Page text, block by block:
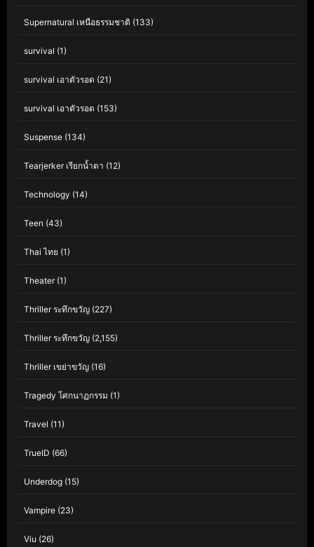
Supernatural เหนือธรรมชาติ (133)
survival (1)
survival เอาตัวรอด (21)
survival เอาตัวรอด (153)
Suspense (134)
Tearjerker เรียกน้ำตา (12)
Technology (14)
Teen (43)
Thai ไทย (1)
Theater(1)
Thriller ระทึกขวัญ (227)
Thriller ระทึกขวัญ (2,155)
Thriller เขย่าขวัญ (16)
Tragedy โศกนาฏกรรม (1)
Travel (11)
TrueID (66)
Underdog (15)
Vampire (23)
Viu (26)